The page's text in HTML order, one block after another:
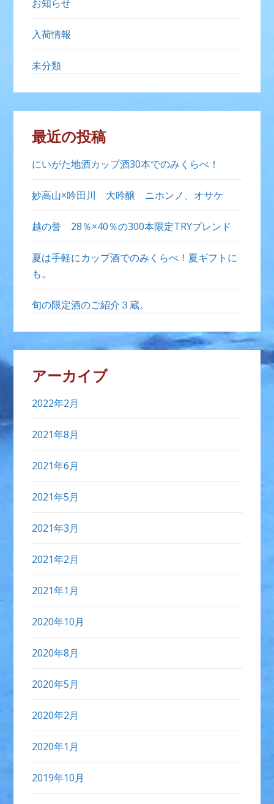
お知らせ
入荷情報
未分類
最近の投稿
にいがた地酒カップ酒30本でのみくらべ！
妙高山×吟田川 大吟醸 ニホンノ、オサケ
越の誉 28％×40％の300本限定TRYブレンド
夏は手軽にカップ酒でのみくらべ！夏ギフトに
も。
旬の限定酒のご紹介３蔵。
アーカイブ
2022年2月
2021年8月
2021年6月
2021年5月
2021年3月
2021年2月
2021年1月
2020年10月
2020年8月
2020年5月
2020年2月
2020年1月
2019年10月